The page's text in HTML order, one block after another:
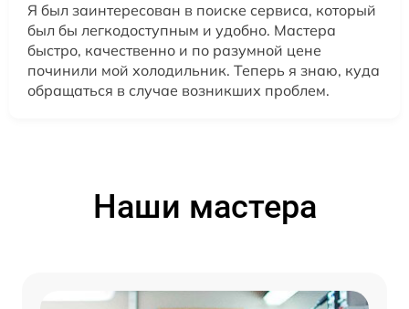
Я был заинтересован в поиске сервиса, который
был бы легкодоступным и удобно. Мастера
быстро, качественно и по разумной цене
починили мой холодильник. Теперь я знаю, куда
обращаться в случае возникших проблем.
Наши мастера